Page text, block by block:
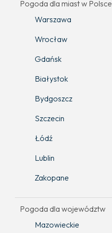
Pogoda dla miast w Polsce
Warszawa
Wrocław
Gdańsk
Białystok
Bydgoszcz
Szczecin
Łódź
Lublin
Zakopane
Pogoda dla województw
Mazowieckie